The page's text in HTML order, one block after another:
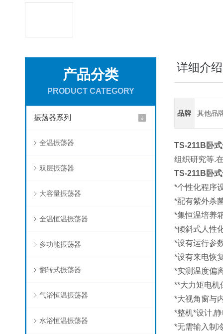
产品分类
PRODUCT CATEGORY
振荡器系列
全温振荡器
双层振荡器
大容量振荡器
全温恒温振荡器
多功能振荡器
翻转式振荡器
气浴恒温振荡器
水浴恒温振荡器
详细介绍
品牌 其他品
TS-211B卧
组织研究等.
TS-211B卧
*个性化程序
*配有紫外杀
*集恒温培养
*倾斜式人性
*设有运行参
*设有来电恢
*实测温度偏
**大力矩电
*大视角窗与
*整机*设计,
*无需输入制